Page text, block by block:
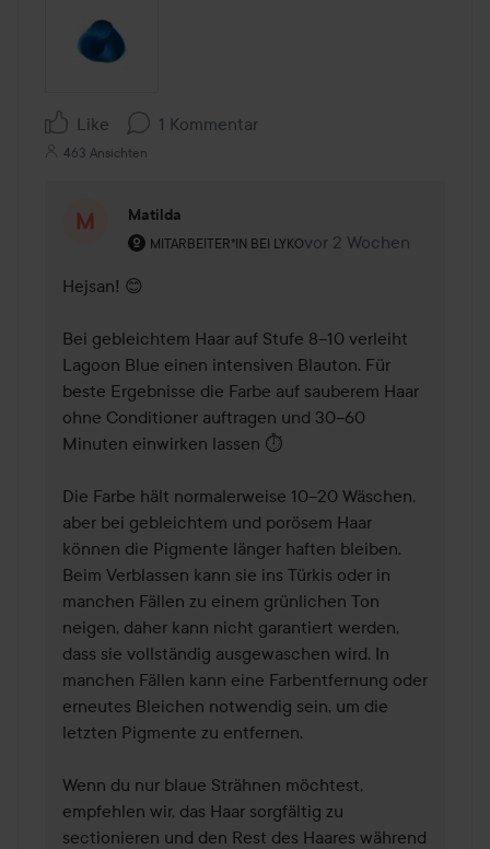
Like 1 Kommentar
463 Ansichten
Matilda
MITARBEITER*IN BEI LYKO
Rolle des Benutzers: Mitarbeiter*in bei Lyko.
vor 2 Wochen
Kommentaren lades
Hejsan! 😊
Bei gebleichtem Haar auf Stufe 8–10 verleiht
Lagoon Blue einen intensiven Blauton. Für
beste Ergebnisse die Farbe auf sauberem Haar
ohne Conditioner auftragen und 30–60
Minuten einwirken lassen ⏱️
Die Farbe hält normalerweise 10–20 Wäschen,
aber bei gebleichtem und porösem Haar
können die Pigmente länger haften bleiben.
Beim Verblassen kann sie ins Türkis oder in
manchen Fällen zu einem grünlichen Ton
neigen, daher kann nicht garantiert werden,
dass sie vollständig ausgewaschen wird. In
manchen Fällen kann eine Farbentfernung oder
erneutes Bleichen notwendig sein, um die
letzten Pigmente zu entfernen.
Wenn du nur blaue Strähnen möchtest,
empfehlen wir, das Haar sorgfältig zu
sectionieren und den Rest des Haares während